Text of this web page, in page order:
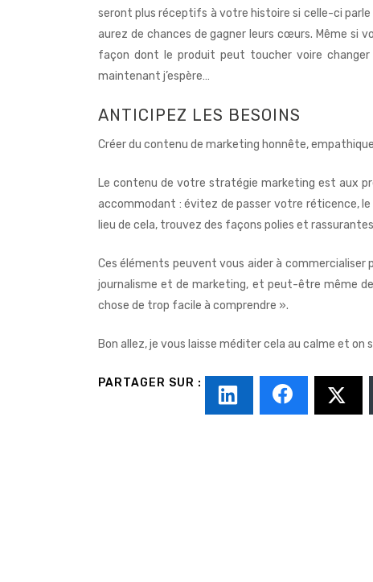
seront plus réceptifs à votre histoire si celle-ci parle
aurez de chances de gagner leurs cœurs. Même si
façon dont le produit peut toucher voire
maintenant j’espère…
ANTICIPEZ LES BESOINS
Créer du contenu de marketing honnête,
Le contenu de votre stratégie marketing est aux
accommodant : évitez de passer votre réticence,
lieu de cela, trouvez des façons polies et
Ces éléments peuvent vous aider à
journalisme et de marketing, et peut-être même
chose de trop facile à comprendre ».
Bon allez, je vous laisse méditer cela au calme et